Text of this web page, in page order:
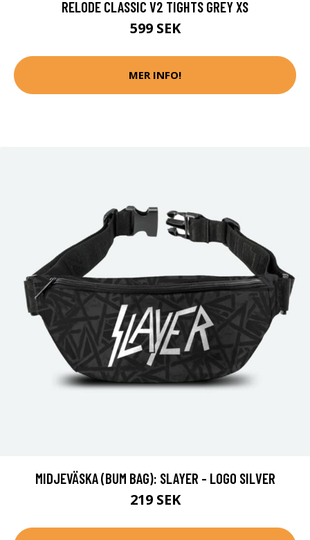
RELODE CLASSIC V2 TIGHTS GREY XS
599 SEK
MER INFO!
MIDJEVÄSKA (BUM BAG): SLAYER - LOGO SILVER
219 SEK